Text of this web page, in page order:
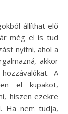
állíthat elő
még el is tud
nyitni, ahol a
akkor
A
el kupakot,
hiszen ezekre
Ha nem tudja,